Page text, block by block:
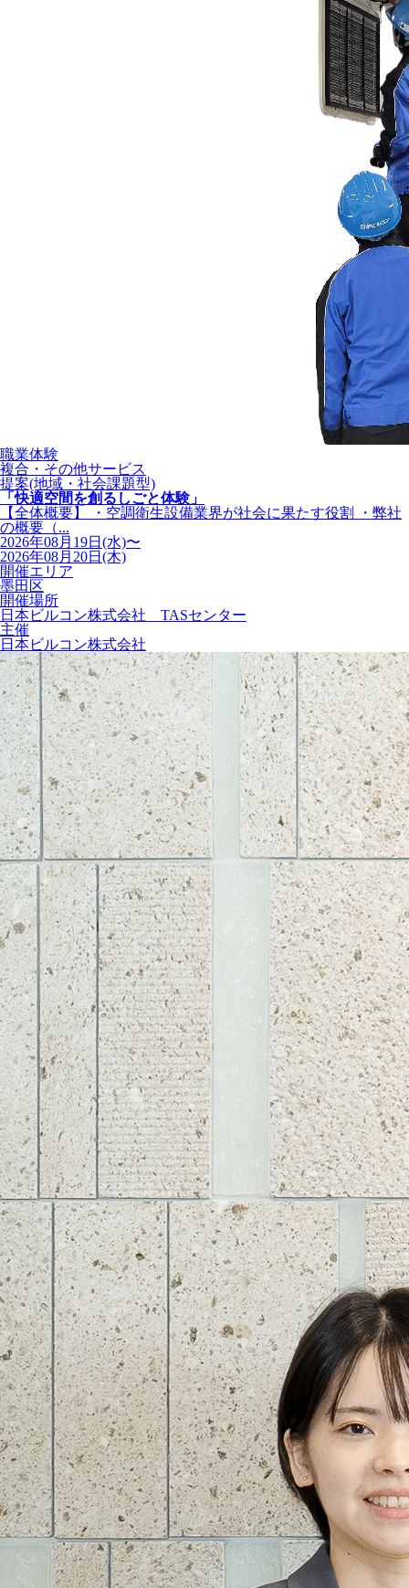
職業体験
複合・その他サービス
提案(地域・社会課題型)
「快適空間を創るしごと体験」
【全体概要】 ・空調衛生設備業界が社会に果たす役割 ・弊社
の概要（...
2026年08月19日(水)〜
2026年08月20日(木)
開催エリア
墨田区
開催場所
日本ビルコン株式会社 TASセンター
主催
日本ビルコン株式会社